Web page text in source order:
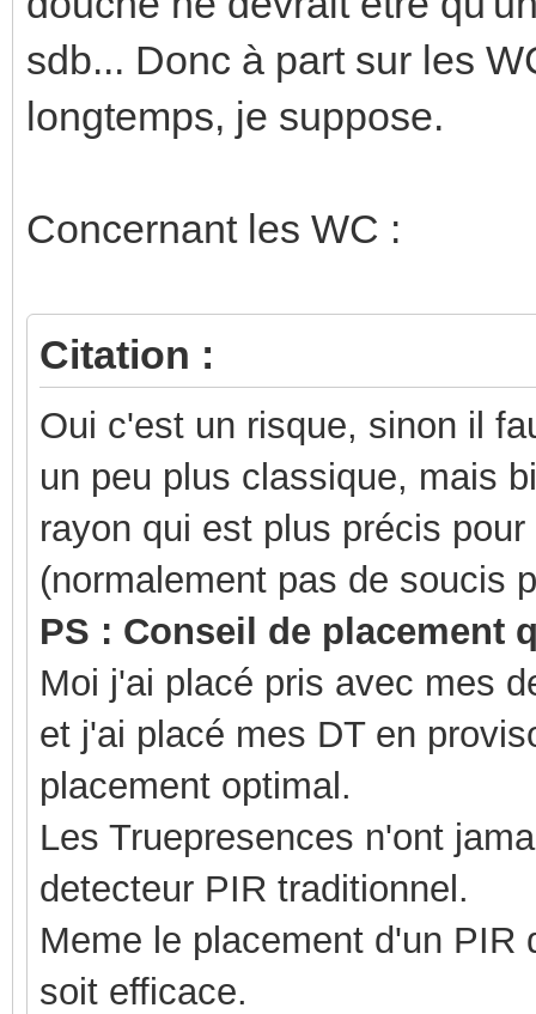
sdb... Donc à part sur les
longtemps, je suppose.
Concernant les WC :
Citation :
Oui c'est un risque, sinon il
un peu plus classique, mais
rayon qui est plus précis
(normalement pas de soucis
PS : Conseil de placement
Moi j'ai placé pris avec mes
et j'ai placé mes DT en
placement optimal.
Les Truepresences n'ont
detecteur PIR traditionnel.
Meme le placement d'un
soit efficace.